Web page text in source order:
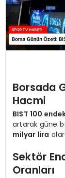
YAŞAM
Borsada
Hacmi
BIST 100
artarak güne
milyar lira
Sektör
Oranları